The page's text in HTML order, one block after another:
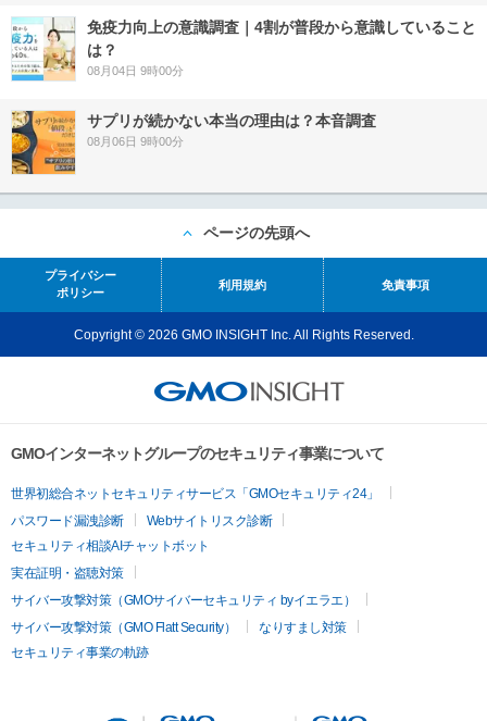
免疫力向上の意識調査｜4割が普段から意識していること
は？
08月04日 9時00分
サプリが続かない本当の理由は？本音調査
08月06日 9時00分
ページの先頭へ
プライバシー
ポリシー
利用規約 免責事項
Copyright © 2026 GMO INSIGHT Inc. All Rights Reserved.
GMOインターネットグループのセキュリティ事業について
世界初総合ネットセキュリティサービス「GMOセキュリティ24」
パスワード漏洩診断
Webサイトリスク診断
セキュリティ相談AIチャットボット
実在証明・盗聴対策
サイバー攻撃対策（GMOサイバーセキュリティ byイエラエ）
サイバー攻撃対策（GMO Flatt Security）
なりすまし対策
セキュリティ事業の軌跡